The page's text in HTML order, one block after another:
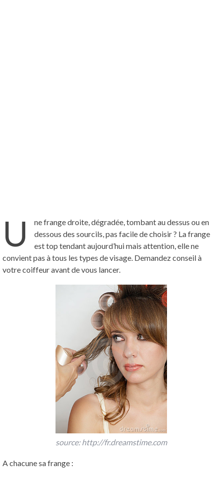
U
ne frange droite, dégradée, tombant au dessus ou en
dessous des sourcils, pas facile de choisir ? La frange
est top tendant aujourd’hui mais attention, elle ne
convient pas à tous les types de visage. Demandez conseil à
votre coiffeur avant de vous lancer.
source: http://fr.dreamstime.com
A chacune sa frange :